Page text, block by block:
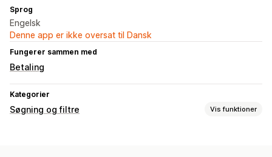
Sprog
Engelsk
Denne app er ikke oversat til Dansk
Fungerer sammen med
Betaling
Kategorier
Søgning og filtre Vis funktioner